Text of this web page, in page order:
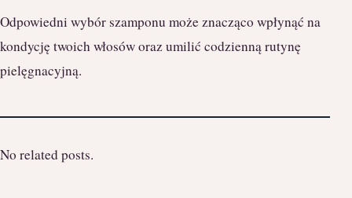
Odpowiedni wybór szamponu może znacząco wpłynąć na
kondycję twoich włosów oraz umilić codzienną rutynę
pielęgnacyjną.
No related posts.